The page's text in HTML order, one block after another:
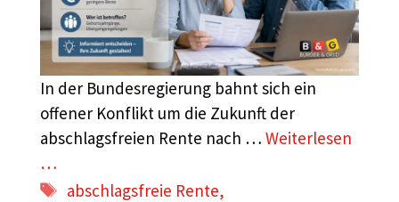
In der Bundesregierung bahnt sich ein
offener Konflikt um die Zukunft der
abschlagsfreien Rente nach … Weiterlesen
…
Schlagwörter
abschlagsfreie Rente,